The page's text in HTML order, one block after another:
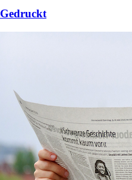
Gedruckt